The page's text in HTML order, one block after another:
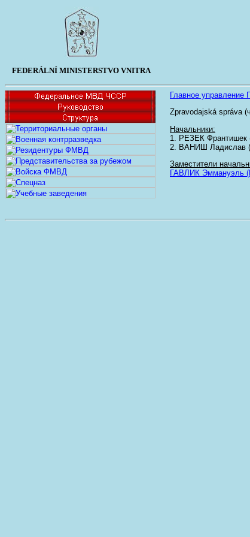
FEDERÁLNÍ MINISTERSTVO VNITRA
Главное управление
Zpravodajská správa
Начальники:
1. РЕЗЕК Франтишек
2. ВАНИШ Ладислав
Заместители
ГАВЛИК Эммануэль